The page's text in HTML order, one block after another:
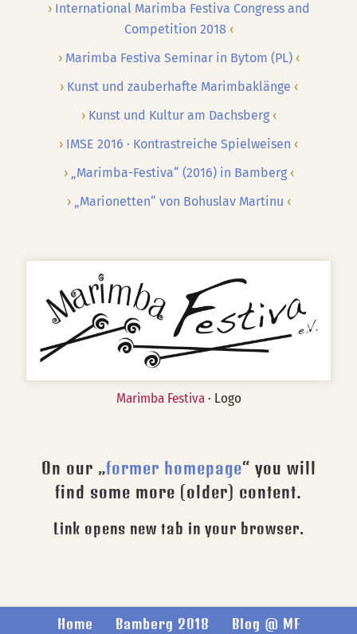
International Marimba Festiva Congress and
Competition 2018
Marimba Festiva Seminar in Bytom (PL)
Kunst und zauberhafte Marimbaklänge
Kunst und Kultur am Dachsberg
IMSE 2016 · Kontrastreiche Spielweisen
„Marimba-Festiva“ (2016) in Bamberg
„Marionetten“ von Bohuslav Martinu
Marimba Festiva· Logo
On our „former homepage“ you will
find some more (older) content.
Link opens new tab in your browser.
Home Bamberg 2018 Blog @ MF